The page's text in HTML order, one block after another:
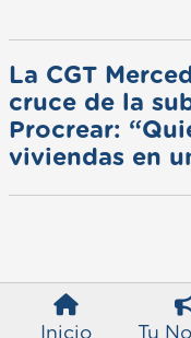
Inicio Tu
La CGT
cruce de la
Procrear:
viviendas en